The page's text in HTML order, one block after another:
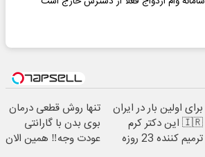
برای اولین بار در ایران
🇮🇷 این دکتر کرم
ترمیم کننده 23 روزه
تنها روش قطعی درمان
بوی بدن با گارانتی
عودت وجه‼️ همین الان